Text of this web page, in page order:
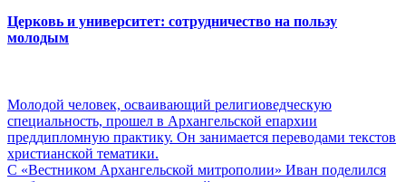
Церковь и университет: сотрудничество на пользу
молодым
Молодой человек, осваивающий религиоведческую
специальность, прошел в Архангельской епархии
преддипломную практику. Он занимается переводами текстов
христианской тематики.
С «Вестником Архангельской митрополии» Иван поделился